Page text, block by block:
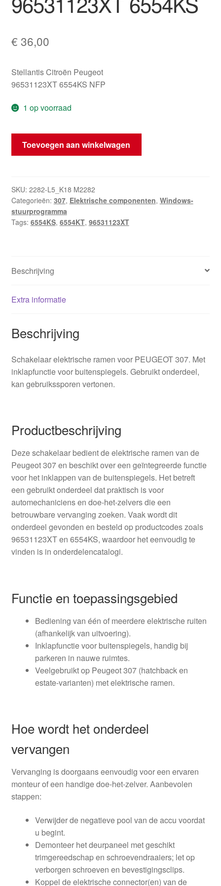
€ 36,00
Stellantis Citroën Peugeot
96531123XT 6554KS NFP
1 op voorraad
Raambedieningsschakelaar
Peugeot
6554KS
hoeveelheid
Toevoegen aan winkelwagen
SKU: 2282-L5_K18 M2282
Categorieën: 307, Elektrische componenten, Windows-
stuurprogramma
Tags: 6554KS, 6554KT, 96531123XT
Beschrijving
Extra informatie
Beschrijving
Schakelaar elektrische ramen voor PEUGEOT 307. Met
inklapfunctie voor buitenspiegels. Gebruikt onderdeel,
kan gebruikssporen vertonen.
Productbeschrijving
Deze schakelaar bedient de elektrische ramen van de
Peugeot 307 en beschikt over een geïntegreerde functie
voor het inklappen van de buitenspiegels. Het betreft
een gebruikt onderdeel dat praktisch is voor
automechaniciens en doe-het-zelvers die een
betrouwbare vervanging zoeken. Vaak wordt dit
onderdeel gevonden en besteld op productcodes zoals
96531123XT en 6554KS, waardoor het eenvoudig te
vinden is in onderdelencatalogi.
Functie en toepassingsgebied
Bediening van één of meerdere elektrische ruiten
(afhankelijk van uitvoering).
Inklapfunctie voor buitenspiegels, handig bij
parkeren in nauwe ruimtes.
Veelgebruikt op Peugeot 307 (hatchback en
estate-varianten) met elektrische ramen.
Hoe wordt het onderdeel
vervangen
Vervanging is doorgaans eenvoudig voor een ervaren
monteur of een handige doe-het-zelver. Aanbevolen
stappen:
Verwijder de negatieve pool van de accu voordat
u begint.
Demonteer het deurpaneel met geschikt
trimgereedschap en schroevendraaiers; let op
verborgen schroeven en bevestigingsclips.
Koppel de elektrische connector(en) van de